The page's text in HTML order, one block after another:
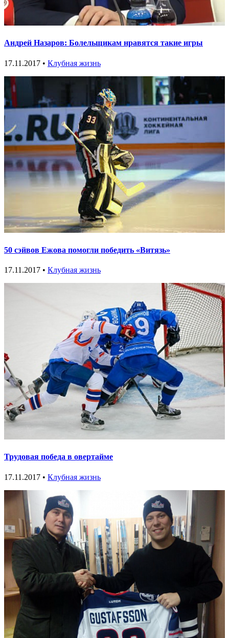
Андрей Назаров: Болельщикам нравятся такие игры
17.11.2017 • Клубная жизнь
50 сэйвов Ежова помогли победить «Витязь»
17.11.2017 • Клубная жизнь
Трудовая победа в овертайме
17.11.2017 • Клубная жизнь